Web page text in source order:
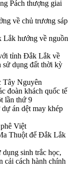
Pách thượng giai
về chủ trương sáp
hướng về nguồn
tỉnh Đắk Lắk về
sử dụng đất thời kỳ
Tây Nguyên
đoàn khách quốc tế
lần thứ 9
án dệt may khép
Việt
Thuột để Đắk Lắk
sinh trắc học,
cải cách hành chính